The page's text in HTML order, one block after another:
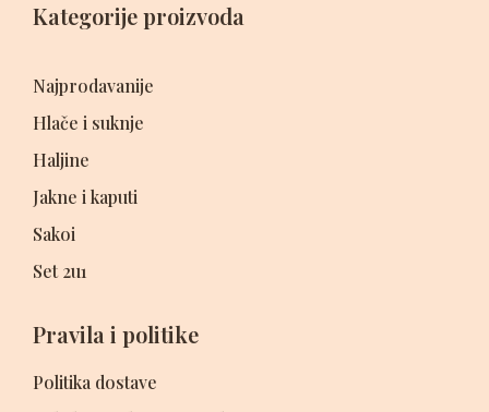
Kategorije proizvoda
Najprodavanije
Hlače i suknje
Haljine
Jakne i kaputi
Sakoi
Set 2u1
Pravila i politike
Politika dostave